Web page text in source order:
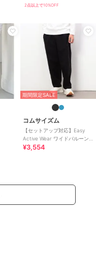
2点以上で10%OFF
期間限定SALE
コムサイズム
【セットアップ対応】Easy
Active Wear ワイドバルーン
パンツ
¥3,554